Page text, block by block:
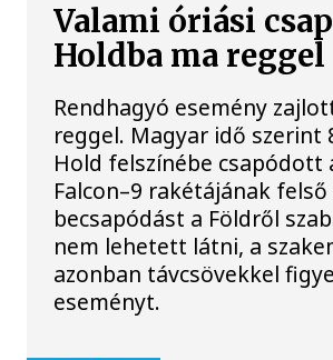
Valami óriási
Holdba ma reggel
Rendhagyó esemény
reggel. Magyar idő szerint
Hold felszínébe csapódott
Falcon–9 rakétájának
becsapódást a Földről
nem lehetett látni, a
azonban távcsövekkel
eseményt.